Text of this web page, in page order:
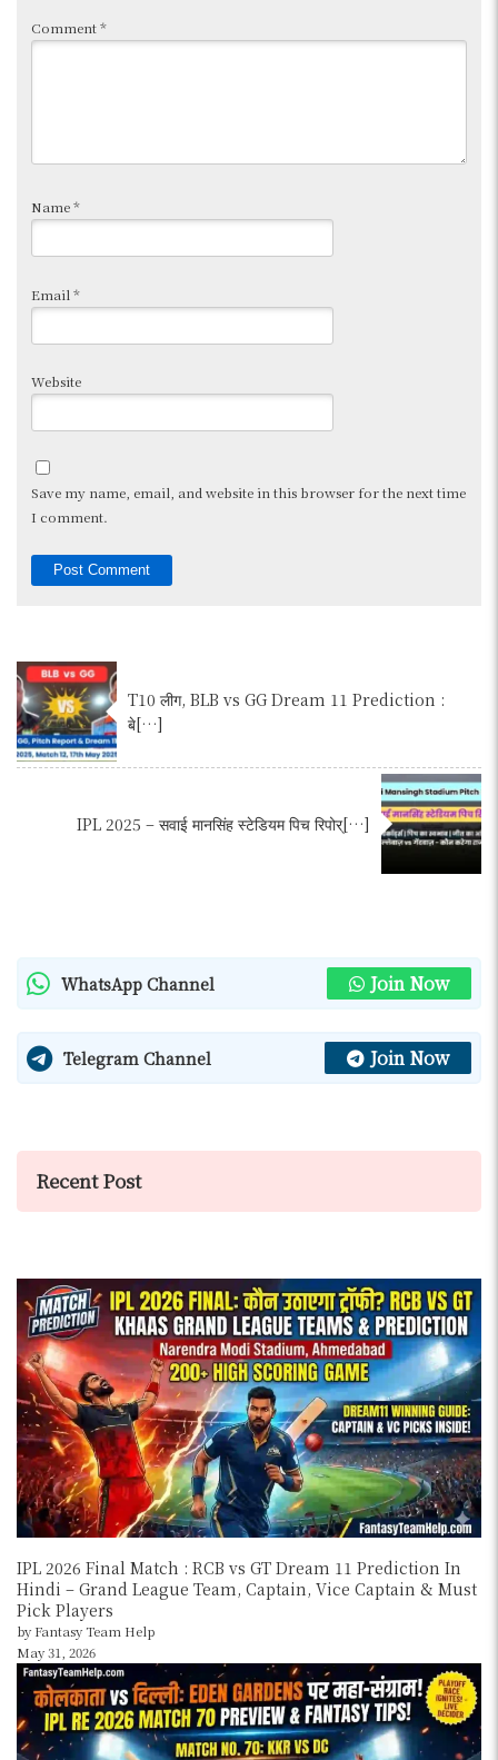
Comment*
Name*
Email *
Website
Save my name, email, and website in this browser for the next time
I comment.
T10 लीग, BLB vs GG Dream 11 Prediction :
बे[…]
IPL 2025 – सवाई मानसिंह स्टेडियम पिच रिपोर्[…]
WhatsApp Channel Join Now
Telegram Channel Join Now
Recent Post
IPL 2026 Final Match : RCB vs GT Dream 11 Prediction In
Hindi – Grand League Team, Captain, Vice Captain & Must
Pick Players
by Fantasy Team Help
May 31, 2026